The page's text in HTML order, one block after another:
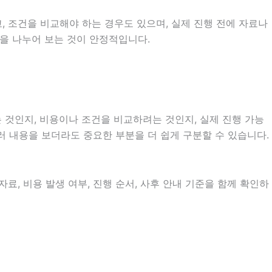
건을 비교해야 하는 경우도 있으며, 실제 진행 전에 자료나
나누어 보는 것이 안정적입니다.
인지, 비용이나 조건을 비교하려는 것인지, 실제 진행 가능
용을 보더라도 중요한 부분을 더 쉽게 구분할 수 있습니다.
, 비용 발생 여부, 진행 순서, 사후 안내 기준을 함께 확인하